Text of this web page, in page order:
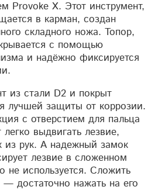
Provoke X. Этот инструмент,
в карман, создан
складного ножа. Топор,
с помощью
и надёжно фиксируется
из стали D2 и покрыт
лучшей защиты от коррозии.
с отверстием для пальца
легко выдвигать лезвие,
из рук. А надежный замок
лезвие в сложенном
не используется. Сложить
— достаточно нажать на его